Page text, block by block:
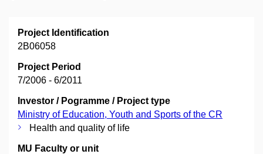
Project Identification
2B06058
Project Period
7/2006 - 6/2011
Investor / Pogramme / Project type
Ministry of Education, Youth and Sports of the CR
Health and quality of life
MU Faculty or unit